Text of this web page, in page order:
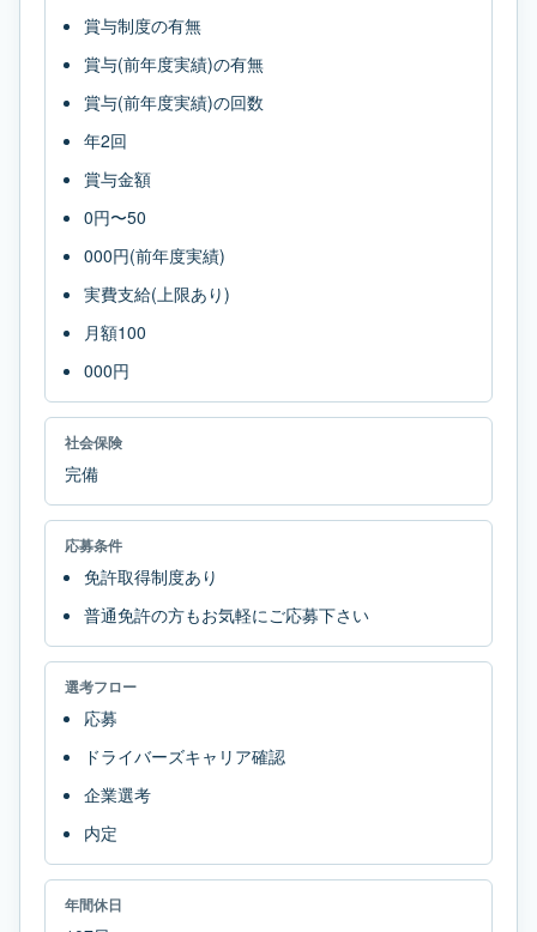
賞与制度の有無
賞与(前年度実績)の有無
賞与(前年度実績)の回数
年2回
賞与金額
0円〜50
000円(前年度実績)
実費支給(上限あり)
月額100
000円
社会保険
完備
応募条件
免許取得制度あり
普通免許の方もお気軽にご応募下さい
選考フロー
応募
ドライバーズキャリア確認
企業選考
内定
年間休日